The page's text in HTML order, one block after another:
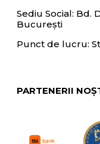
Sediu Social: Bd.
București
Punct de lucru:
PARTENERII